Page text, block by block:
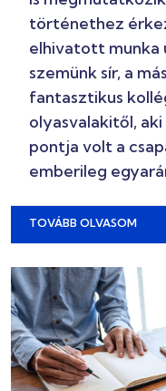
történethez
elhivatott munka
szemünk sír, a
fantasztikus
olyasvalakitől,
pontja volt a
emberileg
TOVÁBB OLVASOM